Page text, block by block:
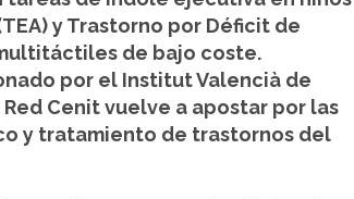
y Trastorno por Déficit de
de bajo coste.
por el Institut Valencià de
Cenit vuelve a apostar por las
y tratamiento de trastornos del